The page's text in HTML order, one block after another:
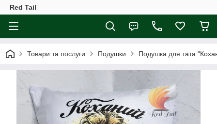
Red Tail
Товари та послуги Подушки Подушка для тата